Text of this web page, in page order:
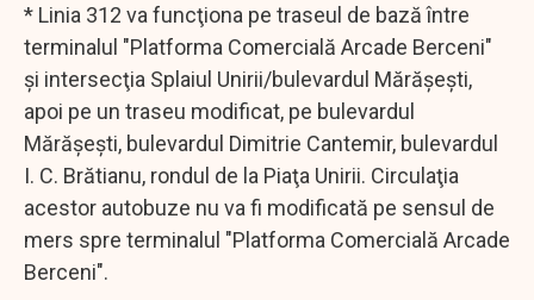
* Linia 312 va funcţiona pe traseul de bază între
terminalul "Platforma Comercială Arcade Berceni"
şi intersecţia Splaiul Unirii/bulevardul Mărăşeşti,
apoi pe un traseu modificat, pe bulevardul
Mărăşeşti, bulevardul Dimitrie Cantemir, bulevardul
I. C. Brătianu, rondul de la Piaţa Unirii. Circulaţia
acestor autobuze nu va fi modificată pe sensul de
mers spre terminalul "Platforma Comercială Arcade
Berceni".